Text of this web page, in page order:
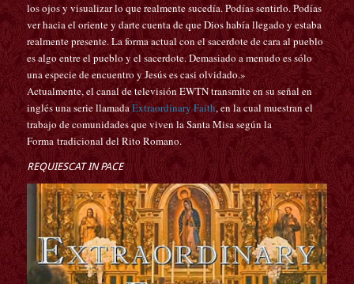
los ojos y visualizar lo que realmente sucedía. Podías sentirlo. Podías
ver hacia el oriente y darte cuenta de que Dios había llegado y estaba
realmente presente. La forma actual con el sacerdote de cara al pueblo
es algo entre el pueblo y el sacerdote. Demasiado a menudo es sólo
una especie de encuentro y Jesús es casi olvidado.»
Actualmente, el canal de televisión EWTN transmite en su señal en
inglés una serie llamadaExtraordinary Faith, en la cual muestran el
trabajo de comunidades que viven la Santa Misa según la
Forma tradicional del Rito Romano.
REQUIESCAT IN PACE